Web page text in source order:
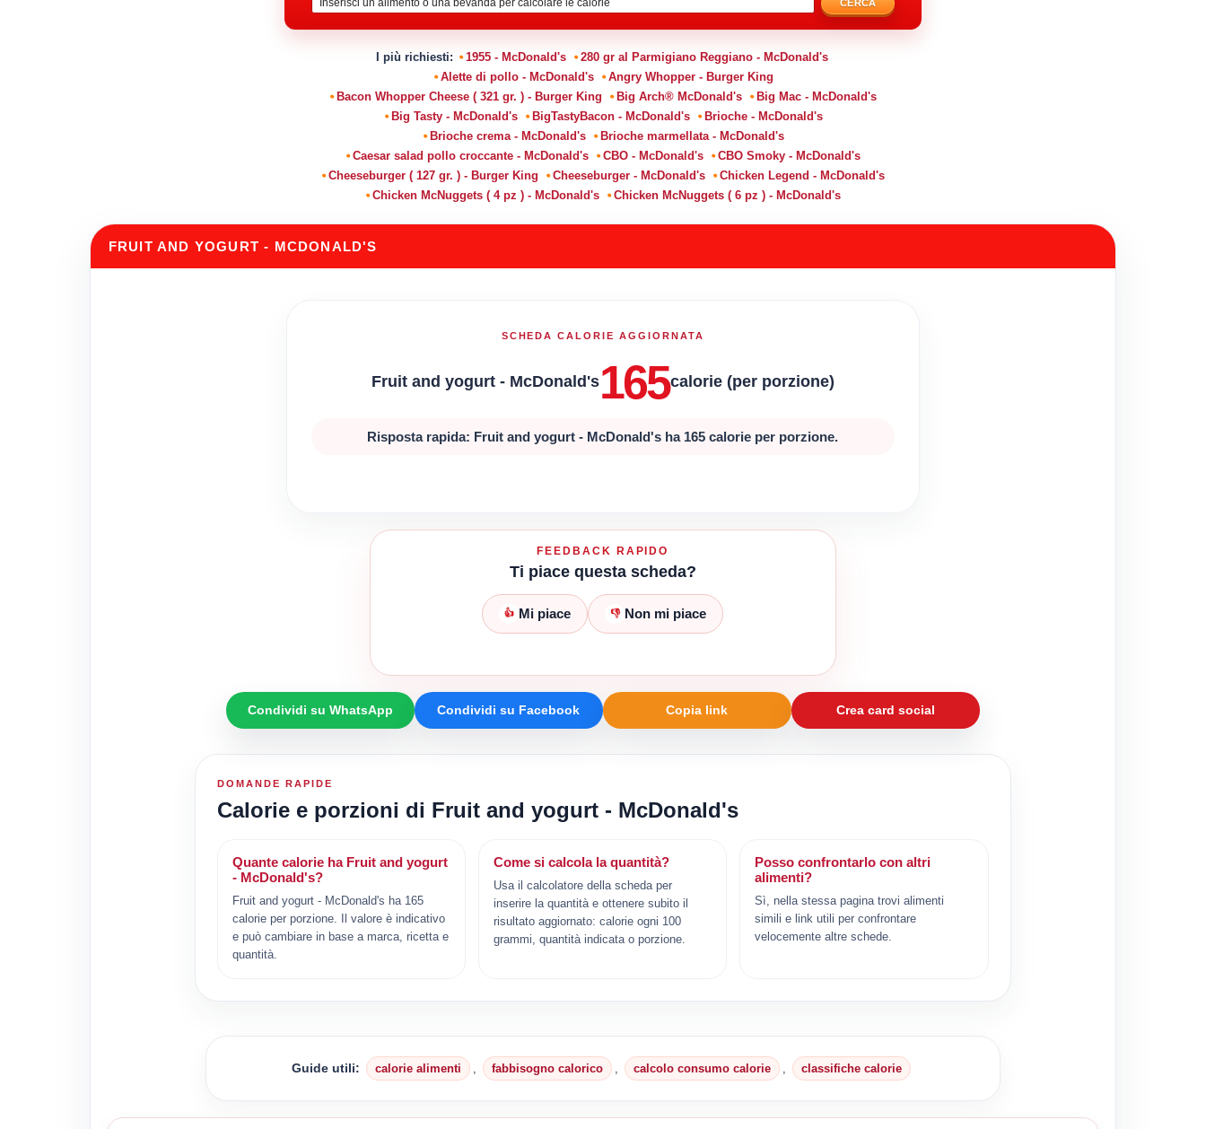
CERCA
I più richiesti: 1955 - McDonald's
280 gr al Parmigiano Reggiano - McDonald's
Alette di pollo - McDonald's
Angry Whopper - Burger King
Bacon Whopper Cheese ( 321 gr. ) - Burger King
Big Arch® McDonald's
Big Mac - McDonald's
Big Tasty - McDonald's
BigTastyBacon - McDonald's
Brioche - McDonald's
Brioche crema - McDonald's
Brioche marmellata - McDonald's
Caesar salad pollo croccante - McDonald's
CBO - McDonald's
CBO Smoky - McDonald's
Cheeseburger ( 127 gr. ) - Burger King
Cheeseburger - McDonald's
Chicken Legend - McDonald's
Chicken McNuggets ( 4 pz ) - McDonald's
Chicken McNuggets ( 6 pz ) - McDonald's
FRUIT AND YOGURT - MCDONALD'S
SCHEDA CALORIE AGGIORNATA
Fruit and yogurt - McDonald's165calorie (per porzione)
Risposta rapida: Fruit and yogurt - McDonald's ha 165 calorie per porzione.
FEEDBACK RAPIDO
Ti piace questa scheda?
👍 Mi piace 👎 Non mi piace
Condividi su WhatsApp Condividi su Facebook Copia link Crea card social
DOMANDE RAPIDE
Calorie e porzioni di Fruit and yogurt - McDonald's
Quante calorie ha Fruit and yogurt
- McDonald's?
Fruit and yogurt - McDonald's ha 165
calorie per porzione. Il valore è indicativo
e può cambiare in base a marca, ricetta e
quantità.
Come si calcola la quantità?
Usa il calcolatore della scheda per
inserire la quantità e ottenere subito il
risultato aggiornato: calorie ogni 100
grammi, quantità indicata o porzione.
Posso confrontarlo con altri
alimenti?
Sì, nella stessa pagina trovi alimenti
simili e link utili per confrontare
velocemente altre schede.
Guide utili: calorie alimenti fabbisogno calorico calcolo consumo calorie classifiche calorie